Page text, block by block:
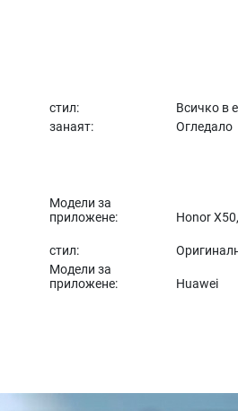
стил:
Всичко в
занаят: Огледало
Модели за
приложене:
Honor
стил:
Модели за
приложене:
Huawei